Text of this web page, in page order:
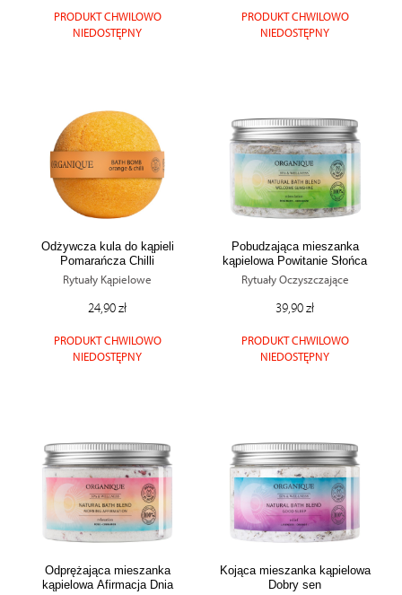
społecznościowego, dostępnego w aplikacji. Partnerzy
mogą udostępniać te informacje z innych urządzeń
PRODUKT CHWILOWO
NIEDOSTĘPNY
PRODUKT CHWILOWO
NIEDOSTĘPNY
Odżywcza kula do kąpieli
Pomarańcza Chilli
Rytuały Kąpielowe
24,90 zł
PRODUKT CHWILOWO
NIEDOSTĘPNY
Pobudzająca mieszanka
kąpielowa Powitanie Słońca
Rytuały Oczyszczające
39,90 zł
PRODUKT CHWILOWO
NIEDOSTĘPNY
Odprężająca mieszanka
kąpielowa Afirmacja Dnia
Kojąca mieszanka kąpielowa
Dobry sen